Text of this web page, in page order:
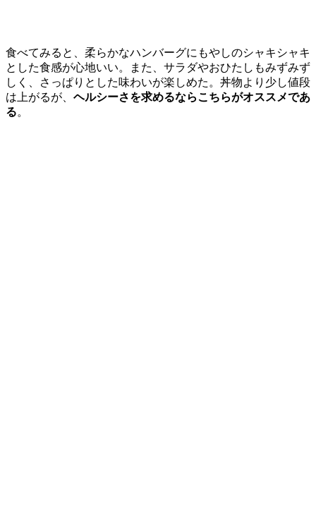
食べてみると、柔らかなハンバーグにもやしのシャキシャキ
とした食感が心地いい。また、サラダやおひたしもみずみず
しく、さっぱりとした味わいが楽しめた。丼物より少し値段
は上がるが、 ヘルシーさを求めるならこちらがオススメであ
る。